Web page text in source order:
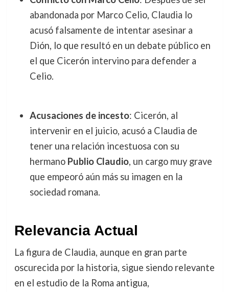
abandonada por Marco Celio, Claudia lo
acusó falsamente de intentar asesinar a
Dión, lo que resultó en un debate público en
el que Cicerón intervino para defender a
Celio.
Acusaciones de incesto: Cicerón, al
intervenir en el juicio, acusó a Claudia de
tener una relación incestuosa con su
hermano Publio Claudio, un cargo muy grave
que empeoró aún más su imagen en la
sociedad romana.
Relevancia Actual
La figura de Claudia, aunque en gran parte
oscurecida por la historia, sigue siendo relevante
en el estudio de la Roma antigua,